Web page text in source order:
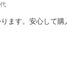
ます。安心して購